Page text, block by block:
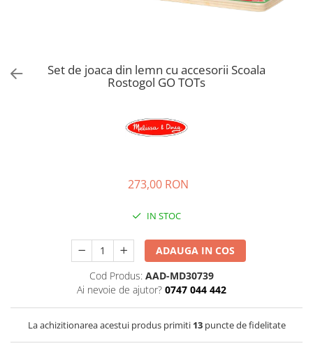
Jucarii electronice
Set de joaca din lemn cu accesorii Scoala
Rostogol GO TOTs
273,00 RON
IN STOC
ADAUGA IN COS
Cod Produs: AAD-MD30739
Ai nevoie de ajutor? 0747 044 442
La achizitionarea acestui produs primiti 13puncte de fidelitate